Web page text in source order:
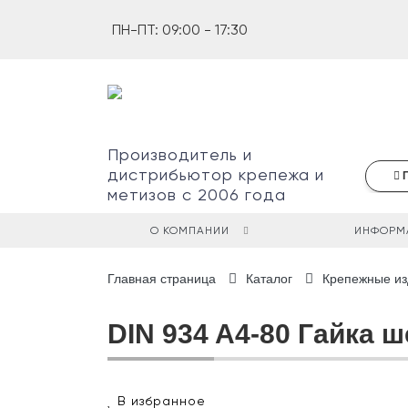
ПН-ПТ: 09:00 - 17:30
Производитель и
дистрибьютор крепежа и
метизов с 2006 года
О КОМПАНИИ
Наименование Артикул
Главная страница Каталог Крепежные
DIN 934 A4-80 Гайка
В избранное